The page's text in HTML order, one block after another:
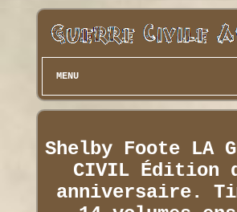
MENU
Shelby Foote LA
CIVIL Édition
anniversaire.